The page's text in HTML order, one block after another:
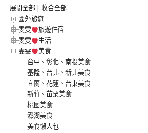
展開全部 | 收合全部
國外旅遊
雯雯
旅遊住宿
雯雯
生活
雯雯
美食
台中、彰化、南投美食
基隆、台北、新北美食
宜蘭、花蓮、台東美食
新竹、苗栗美食
桃園美食
澎湖美食
美食懶人包